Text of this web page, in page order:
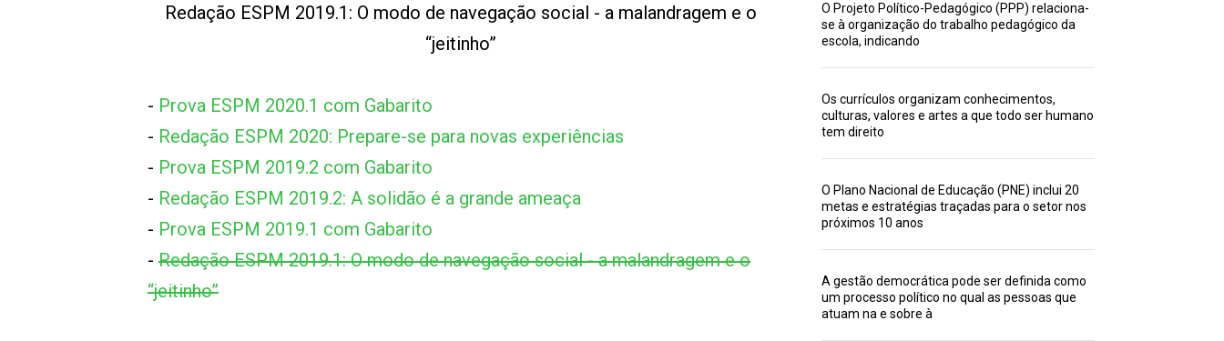
Redação ESPM 2019.1: O modo de navegação social - a malandragem e o
“jeitinho”
- Prova ESPM 2020.1 com Gabarito
- Redação ESPM 2020: Prepare-se para novas experiências
- Prova ESPM 2019.2 com Gabarito
- Redação ESPM 2019.2: A solidão é a grande ameaça
- Prova ESPM 2019.1 com Gabarito
- Redação ESPM 2019.1: O modo de navegação social - a malandragem e o
“jeitinho”
O Projeto Político-Pedagógico (PPP) relaciona-
se à organização do trabalho pedagógico da
escola, indicando
Os currículos organizam conhecimentos,
culturas, valores e artes a que todo ser humano
tem direito
O Plano Nacional de Educação (PNE) inclui 20
metas e estratégias traçadas para o setor nos
próximos 10 anos
A gestão democrática pode ser definida como
um processo político no qual as pessoas que
atuam na e sobre à